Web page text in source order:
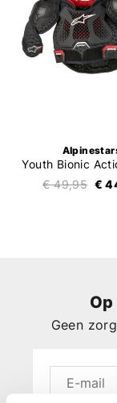
€ 49,95 €
Geen